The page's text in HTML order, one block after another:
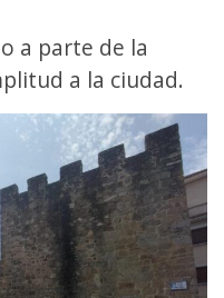
a parte de la
a la ciudad.